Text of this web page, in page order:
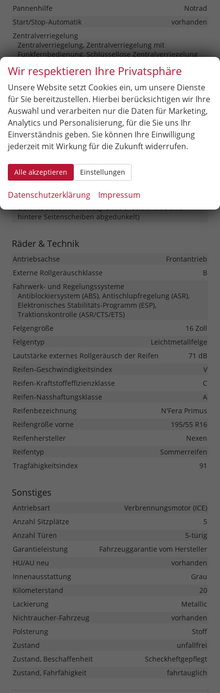
Pannenhilfe
Notrad
Start/Stop-Automatik
vorhanden
Zentralverriegelung
Zentralverriegelung, Zentralverriegelung mit
Funkfernbedienung, Schlüssellose Zentralverriegelung
Außen
Außenspiegel
Außenspiegel elektrisch anklappbar, Außenspiegel
beheizbar, Außenspiegel elektrisch verstellbar
Dachausführung
Panoramadach, Schiebe-Hebedach, Schiebe-Hebedach
Herstellerpaket
Scheiben, Verglasung
Getönte Scheiben, Privacy Glass (Heckscheibe und
hintere Seitenscheiben abgedunkelt)
Räder & Technik
Antriebsachse
Frontantrieb
Externe Rollgeräuschklasse
B
Fahrwerk- und Regelungssysteme
Antiblockiersystem (ABS), Antischlupfregelung (ASR),
Elektronisches Stabilitäts-Programm (ESP),
Traktionskontrolle (ASR/CTS/ETS)
Felgengröße
16 Zoll
Felgentyp
Leichtmetallfelge
Lautstärke externes Rollgeräusch der Reifen
71 dB
Reifen-Geschwindigkeitsindex
V
Reifen-Kraftstoffeffizienzklasse
C
Reifen-Nasshaftungsklasse
A
Reifenbezeichnung
N'Fera Primus
Reifengröße vorne
195/55 R16
Reifenhersteller
Nexen
Reifentyp
Sommerreifen
Tragfähigkeitsindex
91
Sonstiges
Antriebsart
Verbrennungsmotor (ICE)
Anzahl Sitzplätze
5
Anzahl Türen
5-türig
Garantieleistung
Fahrzeuggarantie vom Hersteller
HU/AU neu
vorhanden
Innenausstattung
Grau
Kilometerstand
20
Lackierung
Metallic
Nichtraucher-Fahrzeug
vorhanden
Polsterung
Stoff
Zustand
unfallfrei
Zustand, Beschaffenheit
Scheckheftgepflegt
Zustand, Fahrfähigkeit
fahrtauglich
Wir respektieren Ihre Privatsphäre
Unsere Website setzt Cookies ein, um unsere Dienste
für Sie bereitzustellen. Hierbei berücksichtigen wir Ihre
Auswahl und verarbeiten nur die Daten für Marketing,
Analytics und Personalisierung, für die Sie uns Ihr
Einverständnis geben. Sie können Ihre Einwilligung
jederzeit mit Wirkung für die Zukunft widerrufen.
Alle akzeptieren Einstellungen
Datenschutzerklärung Impressum